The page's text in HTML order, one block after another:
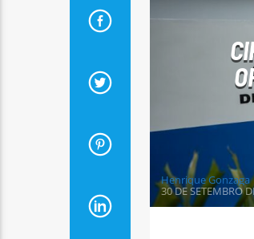
Henrique Gonzaga
30 DE SETEMBRO